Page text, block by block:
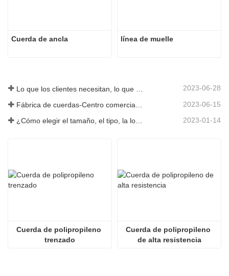
Cuerda de ancla línea de muelle
2023-06-28
2023-06-15
¿Cómo elegir el tamaño, el tipo, la longitud y más de una cuerda de anclaje? 2023-01-14
Cuerda de polipropileno
trenzado
Cuerda de polipropileno
de alta resistencia